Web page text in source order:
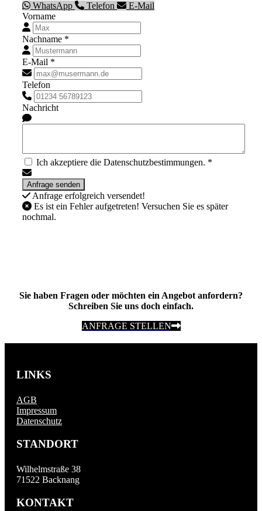
WhatsApp Telefon
E-Mail
Vorname
Nachname *
E-Mail *
Telefon
Nachricht
Ich akzeptiere die Datenschutzbestimmungen. *
Anfrage erfolgreich versendet!
Es ist ein Fehler aufgetreten! Versuchen Sie es später
nochmal.
Sie haben Fragen oder möchten ein Angebot anfordern?
Schreiben Sie uns doch einfach.
ANFRAGE STELLEN
LINKS
AGB
Impressum
Datenschutz
STANDORT
Wilhelmstraße 38
71522 Backnang
KONTAKT